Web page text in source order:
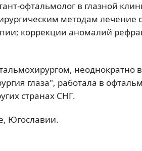
офтальмолог в глазной
методам лечение
коррекции аномалий
неоднократно
глаза", работала в
странах СНГ.
Югославии.